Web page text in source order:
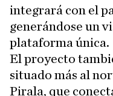
integrará con el
generándose un
plataforma única.
El proyecto
situado más al
Pirala, que